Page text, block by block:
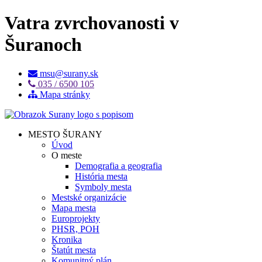
Vatra zvrchovanosti v
Šuranoch
msu@surany.sk
035 / 6500 105
Mapa stránky
MESTO ŠURANY
Úvod
O meste
Demografia a geografia
História mesta
Symboly mesta
Mestské organizácie
Mapa mesta
Europrojekty
PHSR, POH
Kronika
Štatút mesta